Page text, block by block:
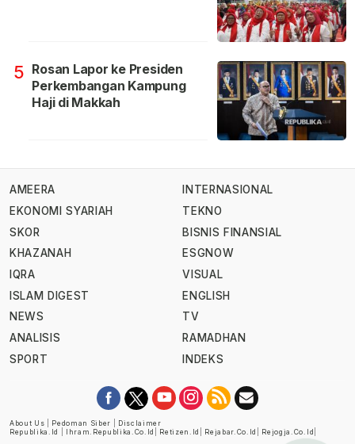
5 Rosan Lapor ke Presiden
Perkembangan Kampung
Haji di Makkah
AMEERA
EKONOMI SYARIAH
SKOR
KHAZANAH
IQRA
ISLAM DIGEST
NEWS
ANALISIS
SPORT
INTERNASIONAL
TEKNO
BISNIS FINANSIAL
ESGNOW
VISUAL
ENGLISH
TV
RAMADHAN
INDEKS
About Us Pedoman Siber
Disclaimer
Republika.id
Ihram.republika.co.id Retizen.id Rejabar.co.id Rejogja.co.id